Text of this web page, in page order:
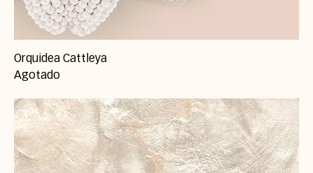
Orquidea Cattleya
Agotado